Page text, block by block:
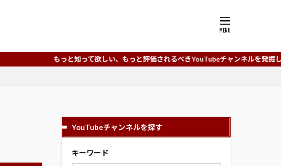
もっと知って欲しい、もっと評価されるべきYouTubeチャンネルを発掘していくYouTube
YouTubeチャンネルを探す
キーワード